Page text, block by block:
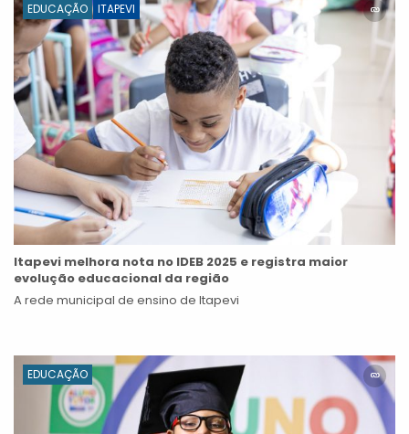
EDUCAÇÃO ITAPEVI
Itapevi melhora nota no IDEB 2025 e registra maior
evolução educacional da região
A rede municipal de ensino de Itapevi
EDUCAÇÃO